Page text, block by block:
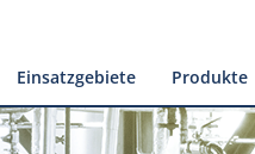
Einsatzgebiete Produkte